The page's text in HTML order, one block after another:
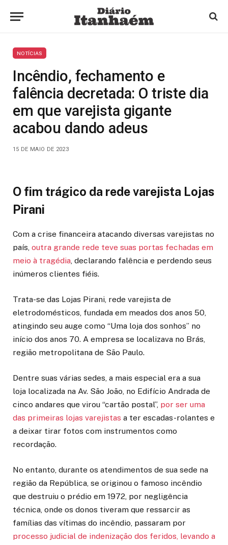
NOTÍCIAS
Incêndio, fechamento e
falência decretada: O triste dia
em que varejista gigante
acabou dando adeus
15 DE MAIO DE 2023
O fim trágico da rede varejista Lojas
Pirani
Com a crise financeira atacando diversas varejistas no
país, outra grande rede teve suas portas fechadas em
meio à tragédia , declarando falência e perdendo seus
inúmeros clientes fiéis.
Trata-se das Lojas Pirani, rede varejista de
eletrodomésticos, fundada em meados dos anos 50,
atingindo seu auge como “Uma loja dos sonhos” no
início dos anos 70. A empresa se localizava no Brás,
região metropolitana de São Paulo.
Dentre suas várias sedes, a mais especial era a sua
loja localizada na Av. São João, no Edifício Andrada de
cinco andares que virou “cartão postal”, por ser uma
das primeiras lojas varejistas a ter escadas-rolantes e
a deixar tirar fotos com instrumentos como
recordação.
No entanto, durante os atendimentos de sua sede na
região da República, se originou o famoso incêndio
que destruiu o prédio em 1972, por negligência
técnica, onde os donos tiveram que ressarcir as
famílias das vítimas do incêndio, passaram por
processo judicial de indenização dos feridos, levando a